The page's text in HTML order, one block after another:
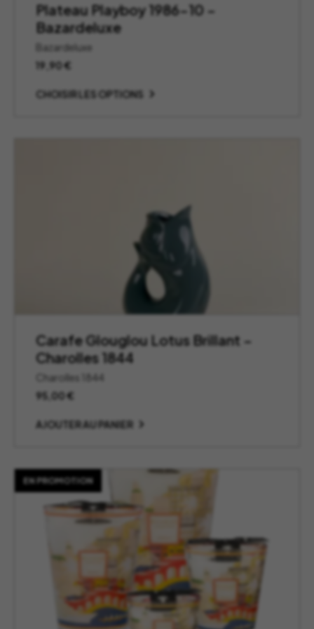
Plateau Playboy 1986-10 –
Bazardeluxe
Bazardeluxe
19,90€
CHOISIR LES OPTIONS
Carafe Glouglou Lotus Brillant –
Charolles 1844
Charolles 1844
95,00€
AJOUTER AU PANIER
EN PROMOTION